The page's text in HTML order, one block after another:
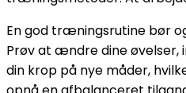
En god træningsrutine bør
Prøv at ændre dine
din krop på nye måder,